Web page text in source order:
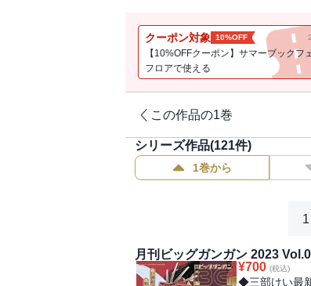
ず」あきのこ／「古民家ギャルと
イン株式会社／「薬屋のひとりご
ゲ 構成：七緒一綺 キャラクター
「モスクワ2160」原作：蝸牛く
月昇／「ゴブリンスレイヤー」原
ター原案：神奈月昇／「スーパ
ャラクター原案：森倉円／「不良
II 死せる王の騎士団」塩野干支郎
「シノハユ the dawn of age」原
き／「春雨エモーション」煉ごも
BOOKS） 作画：大堀ユタカ キ
DASH」押切蓮介／「SHIORI
んぐ」原作：さらぞう 作画：五十
クーポン対象 10%OFF
【10%OFFクーポン】サマーブックフ
フロアで使える
この作品の1巻
シリーズ作品(121件)
1巻から
1
月刊ビッグガンガン 2023
¥700 (税込)
◆三部けい最